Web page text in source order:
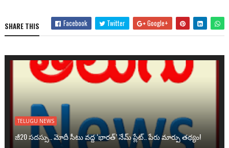
SHARE THIS Facebook Twitter Google+
TELUGU NEWS
జీ20 సదస్సు.. మోదీ సీటు వద్ద ‘భారత్’ నేమ్ ప్లేట్‌.. పేరు మార్పు తథ్యం!